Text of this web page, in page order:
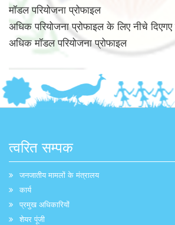
मॉडल परियोजना प्रोफाइल
अधिक परियोजना प्रोफाइल के लिए नीचे
अधिक मॉडल परियोजना प्रोफाइल
त्वरित सम्पक
जनजातीय मामलों के मंत्रालय
कार्य
प्रमुख अधिकारियों
शेयर पूंजी